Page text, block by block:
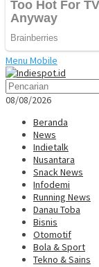
Menu Mobile
08/08/2026
Beranda
News
Indietalk
Nusantara
Snack News
Infodemi
Running News
Danau Toba
Bisnis
Otomotif
Bola & Sport
Tekno & Sains